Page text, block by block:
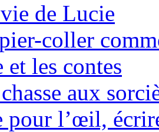
de Lucie
coller
et les contes
aux
pour l’œil,